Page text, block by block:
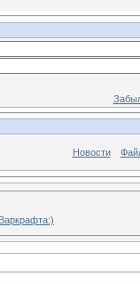
Новости